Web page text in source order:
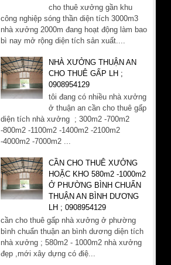
cho thuê xưởng gần khu
công nghiệp sóng thần diện tích 3000m3
nhà xưởng 2000m đang hoạt động làm bao
bì nay mở rộng diện tích sản xuất....
NHÀ XƯỞNG THUẬN AN
CHO THUÊ GẤP LH ;
0908954129
tôi đang có nhiều nhà xưởng
ở thuận an cần cho thuê gấp
diện tích nhà xưởng ; 300m2 -700m2
-800m2 -1100m2 -1400m2 -2100m2
-4000m2 -7000m2 ...
CẦN CHO THUÊ XƯỞNG
HOẶC KHO 580m2 -1000m2
Ở PHƯỜNG BÌNH CHUẨN
THUẬN AN BÌNH DƯƠNG
LH ; 0908954129
cần cho thuê gấp nhà xưởng ở phường
bình chuẩn thuận an bình dương diện tích
nhà xưởng ; 580m2 - 1000m2 nhà xưởng
đẹp ,mới xây dựng có điệ...